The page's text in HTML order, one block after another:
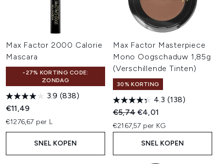
Max Factor 2000 Calorie
Mascara
-27% KORTING CODE:
ZONDAG
3.9 (838)
€11,49
€1276,67 per L
SNEL KOPEN
Max Factor Masterpiece
Mono Oogschaduw 1,85g
(Verschillende Tinten)
30% KORTING
4.3 (138)
Recommended Retail Price:
€5,74 Huidige prijs:
€4,01
€2167,57 per KG
SNEL KOPEN